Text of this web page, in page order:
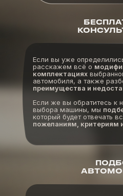
Если вы уже
расскажем всё о
комплектациях
автомобиля, а также
преимущества и
Если же вы обратитесь к
выбора машины, мы
который будет отвечать
пожеланиям, критериям